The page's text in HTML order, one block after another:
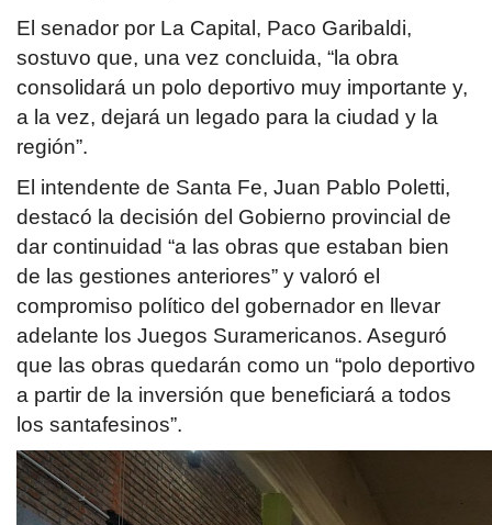
El senador por La Capital, Paco Garibaldi,
sostuvo que, una vez concluida, “la obra
consolidará un polo deportivo muy importante y,
a la vez, dejará un legado para la ciudad y la
región”.
El intendente de Santa Fe, Juan Pablo Poletti,
destacó la decisión del Gobierno provincial de
dar continuidad “a las obras que estaban bien
de las gestiones anteriores” y valoró el
compromiso político del gobernador en llevar
adelante los Juegos Suramericanos. Aseguró
que las obras quedarán como un “polo deportivo
a partir de la inversión que beneficiará a todos
los santafesinos”.